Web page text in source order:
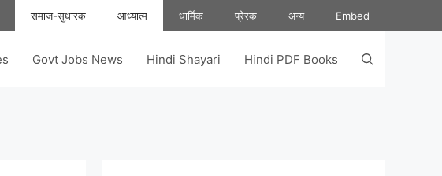
समाज-सुधारक आध्यात्म धार्मिक प्रेरक अन्य Embed
Govt Jobs News Hindi Shayari Hindi PDF Books